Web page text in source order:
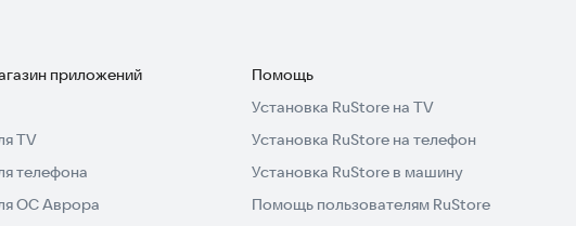
приложений
TV
телефона
ОС Аврора
Помощь
Установка RuStore на TV
Установка RuStore на телефон
Установка RuStore в машину
Помощь пользователям RuStore